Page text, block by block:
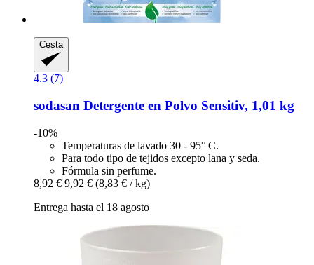
Cesta
4.3 (7)
sodasan Detergente en Polvo Sensitiv, 1,01 kg
-10%
Temperaturas de lavado 30 - 95° C.
Para todo tipo de tejidos excepto lana y seda.
Fórmula sin perfume.
8,92 € 9,92 € (8,83 € / kg)
Entrega hasta el 18 agosto